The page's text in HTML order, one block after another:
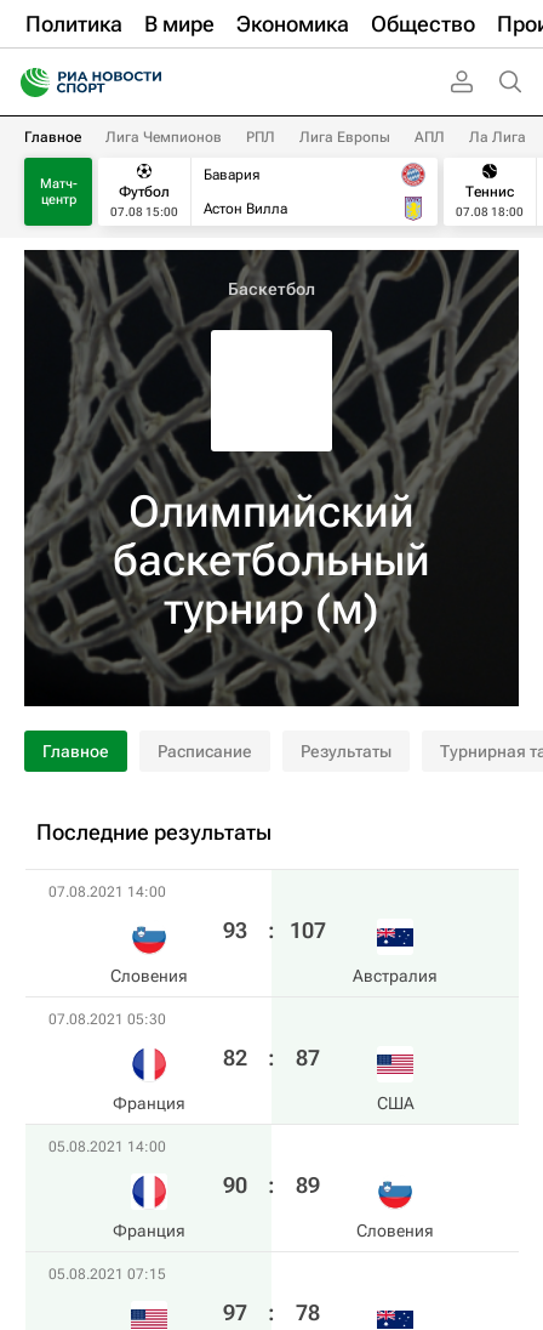
Политика В мире Экономика Общество
Главное Лига Чемпионов РПЛ Лига Европы АПЛ Ла Лига
Матч-
центр
Футбол
07.08 15:00
Бавария
Астон Вилла
Теннис
07.08 18:00
Баскетбол
Олимпийский
баскетбольный
турнир (м)
Главное Расписание Результаты Турнирная
Последние результаты
07.08.2021 14:00
Словения
93 : 107
Австралия
07.08.2021 05:30
Франция
82 : 87
США
05.08.2021 14:00
Франция
90 : 89
Словения
05.08.2021 07:15
97 : 78